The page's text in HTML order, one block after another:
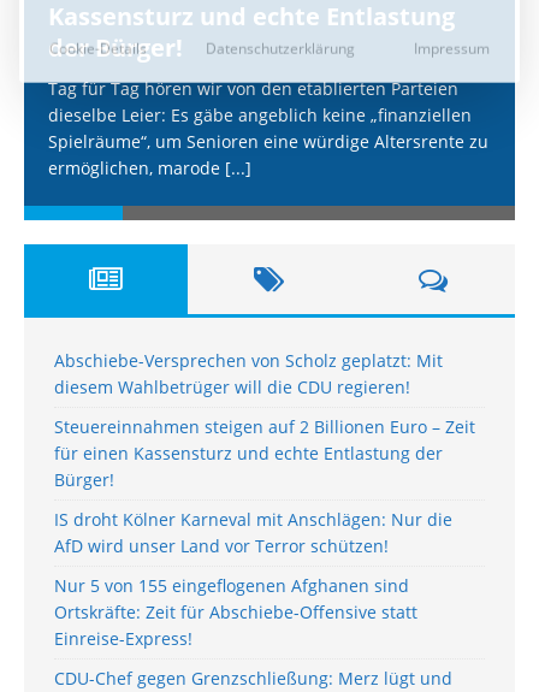
Kassensturz und echte Entlastung
der Bürger!
Tag für Tag hören wir von den etablierten Parteien
dieselbe Leier: Es gäbe angeblich keine „finanziellen
Spielräume“, um Senioren eine würdige Altersrente zu
ermöglichen, marode [...]
Abschiebe-Versprechen von Scholz geplatzt: Mit
diesem Wahlbetrüger will die CDU regieren!
Steuereinnahmen steigen auf 2 Billionen Euro – Zeit
für einen Kassensturz und echte Entlastung der
Bürger!
IS droht Kölner Karneval mit Anschlägen: Nur die
AfD wird unser Land vor Terror schützen!
Nur 5 von 155 eingeflogenen Afghanen sind
Ortskräfte: Zeit für Abschiebe-Offensive statt
Einreise-Express!
CDU-Chef gegen Grenzschließung: Merz lügt und